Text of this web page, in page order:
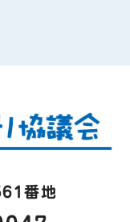
番地